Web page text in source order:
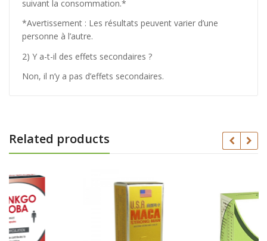
suivant la consommation.*
*Avertissement : Les résultats peuvent varier d’une
personne à l’autre.
2) Y a-t-il des effets secondaires ?
Non, il n’y a pas d’effets secondaires.
Related products